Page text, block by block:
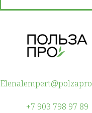
+7 903 798 97 89